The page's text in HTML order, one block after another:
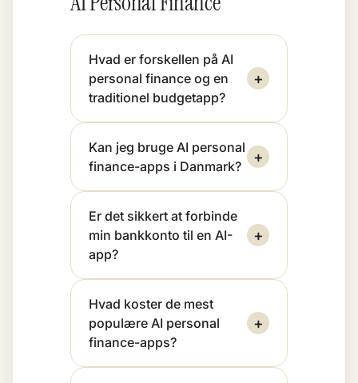
Hvad er forskellen på AI
personal finance og en
traditionel budgetapp?
+
Kan jeg bruge AI personal
finance-apps i Danmark?
+
Er det sikkert at forbinde
min bankkonto til en AI-
app?
+
Hvad koster de mest
populære AI personal
finance-apps?
+